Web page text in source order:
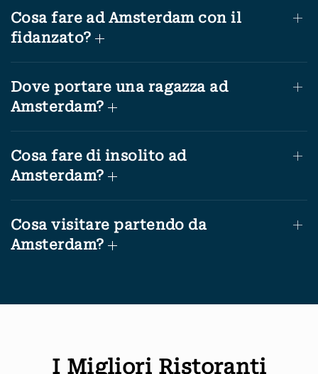
Cosa fare ad Amsterdam con il
fidanzato?
Dove portare una ragazza ad
Amsterdam?
Cosa fare di insolito ad
Amsterdam?
Cosa visitare partendo da
Amsterdam?
I Migliori Ristoranti